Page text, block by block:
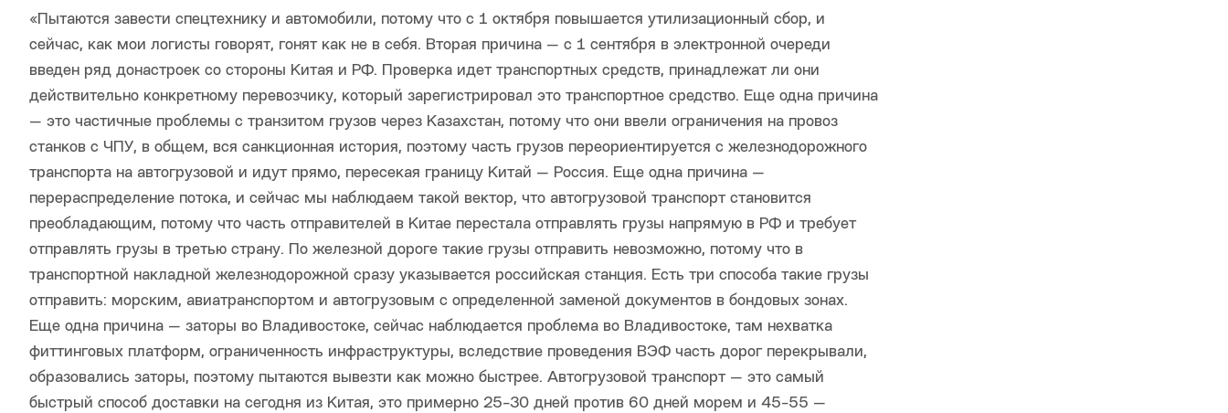
«Пытаются завести спецтехнику и автомобили, потому что с 1 октября повышается утилизационный сбор, и
сейчас, как мои логисты говорят, гонят как не в себя. Вторая причина — с 1 сентября в электронной очереди
введен ряд донастроек со стороны Китая и РФ. Проверка идет транспортных средств, принадлежат ли они
действительно конкретному перевозчику, который зарегистрировал это транспортное средство. Еще одна причина
— это частичные проблемы с транзитом грузов через Казахстан, потому что они ввели ограничения на провоз
станков с ЧПУ, в общем, вся санкционная история, поэтому часть грузов переориентируется с железнодорожного
транспорта на автогрузовой и идут прямо, пересекая границу Китай — Россия. Еще одна причина —
перераспределение потока, и сейчас мы наблюдаем такой вектор, что автогрузовой транспорт становится
преобладающим, потому что часть отправителей в Китае перестала отправлять грузы напрямую в РФ и требует
отправлять грузы в третью страну. По железной дороге такие грузы отправить невозможно, потому что в
транспортной накладной железнодорожной сразу указывается российская станция. Есть три способа такие грузы
отправить: морским, авиатранспортом и автогрузовым с определенной заменой документов в бондовых зонах.
Еще одна причина — заторы во Владивостоке, сейчас наблюдается проблема во Владивостоке, там нехватка
фиттинговых платформ, ограниченность инфраструктуры, вследствие проведения ВЭФ часть дорог перекрывали,
образовались заторы, поэтому пытаются вывезти как можно быстрее. Автогрузовой транспорт — это самый
быстрый способ доставки на сегодня из Китая, это примерно 25-30 дней против 60 дней морем и 45-55 —